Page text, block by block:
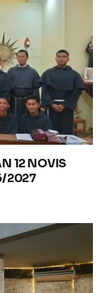
12 NOVIS
2027